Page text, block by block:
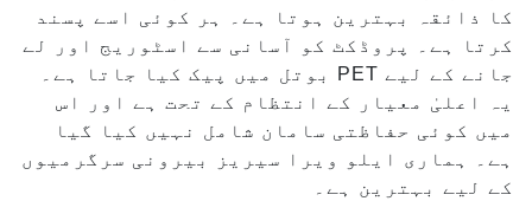
کا ذائقہ بہترین ہوتا ہے۔ ہر کوئی اسے پسند
کرتا ہے۔ پروڈکٹ کو آسانی سے اسٹوریج اور لے
جانے کے لیے PET بوتل میں پیک کیا جاتا ہے۔
یہ اعلیٰ معیار کے انتظام کے تحت ہے اور اس
میں کوئی حفاظتی سامان شامل نہیں کیا گیا
ہے۔ ہماری ایلو ویرا سیریز بیرونی سرگرمیوں
کے لیے بہترین ہے۔